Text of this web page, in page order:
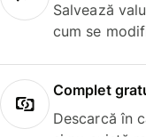
Salvează
cum se
Complet
Descarcă în